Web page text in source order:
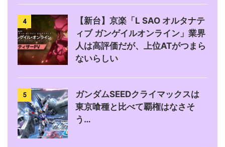
4
【新台】京楽「L SAO オルタナテ
ィブ ガンゲイルオンライン」業界
人は高評価だが、上位ATがつまら
ないらしい
5
ガンダムSEEDクライマックスは
東京喰種と比べて覇権はなさそ
う…